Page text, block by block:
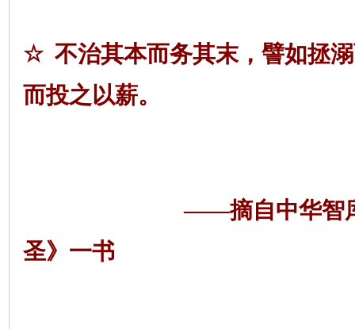
☆ 不治其本而务其末，譬如拯
而投之以薪。
——摘自中华智
圣》一书